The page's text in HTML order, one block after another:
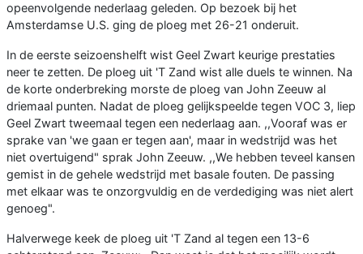
opeenvolgende nederlaag geleden. Op bezoek bij het
Amsterdamse U.S. ging de ploeg met 26-21 onderuit.
In de eerste seizoenshelft wist Geel Zwart keurige prestaties
neer te zetten. De ploeg uit 'T Zand wist alle duels te winnen. Na
de korte onderbreking morste de ploeg van John Zeeuw al
driemaal punten. Nadat de ploeg gelijkspeelde tegen VOC 3, liep
Geel Zwart tweemaal tegen een nederlaag aan. ,,Vooraf was er
sprake van 'we gaan er tegen aan', maar in wedstrijd was het
niet overtuigend" sprak John Zeeuw. ,,We hebben teveel kansen
gemist in de gehele wedstrijd met basale fouten. De passing
met elkaar was te onzorgvuldig en de verdediging was niet alert
genoeg".
Halverwege keek de ploeg uit 'T Zand al tegen een 13-6